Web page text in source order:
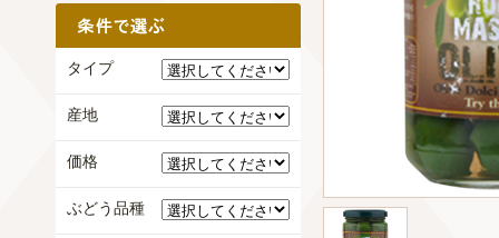
タイプ
産地
価格
ぶどう品種